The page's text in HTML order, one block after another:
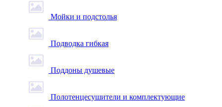
Мойки и подстолья
Подводка гибкая
Поддоны душевые
Полотенцесушители и комплектующие